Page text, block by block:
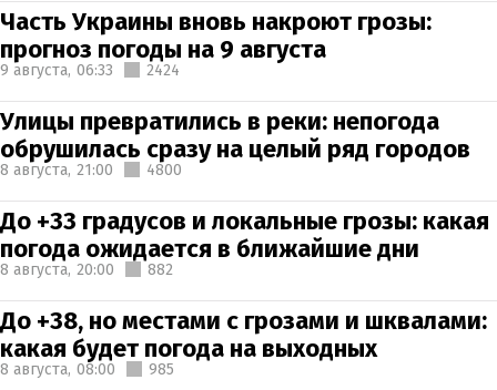
Часть Украины вновь накроют грозы:
прогноз погоды на 9 августа
9 августа, 06:33 2424
Улицы превратились в реки: непогода
обрушилась сразу на целый ряд городов
8 августа, 21:00 4800
До +33 градусов и локальные грозы: какая
погода ожидается в ближайшие дни
8 августа, 20:00 882
До +38, но местами с грозами и шквалами:
какая будет погода на выходных
8 августа, 08:00 985